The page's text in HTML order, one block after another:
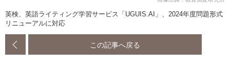
英検、英語ライティング学習サービス「UGUIS.AI」、2024年度問題形式
リニューアルに対応
この記事へ戻る